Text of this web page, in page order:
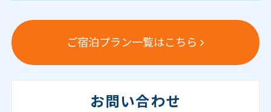
ご宿泊プラン一覧はこちら
お問い合わせ